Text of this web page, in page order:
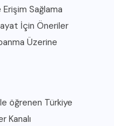
Sağlama
İçin Öneriler
Üzerine
öğrenen Türkiye
Kanalı